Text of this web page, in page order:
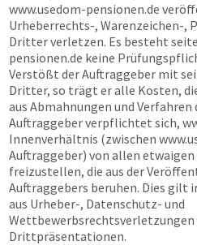
www.usedom-pensionen.de
Urheberrechts-, Warenzeichen-,
Dritter verletzen. Es besteht
pensionen.de keine
Verstößt der Auftraggeber mit
Dritter, so trägt er alle Kosten,
aus Abmahnungen und
Auftraggeber verpflichtet sich,
Innenverhältnis (zwischen
Auftraggeber) von allen
freizustellen, die aus der
Auftraggebers beruhen. Dies gilt
aus Urheber-, Datenschutz- und
Wettbewerbsrechtsverletzungen
Drittpräsentationen.